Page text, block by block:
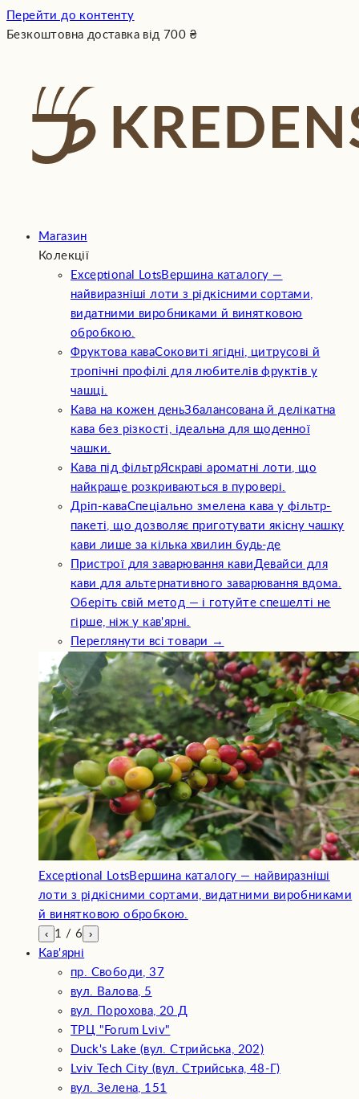
Перейти до контенту
Безкоштовна доставка від 700 ₴
Магазин
Колекції
Exceptional LotsВершина каталогу —
найвиразніші лоти з рідкісними сортами,
видатними виробниками й винятковою
обробкою.
Фруктова каваСоковиті ягідні, цитрусові й
тропічні профілі для любителів фруктів у
чашці.
Кава на кожен деньЗбалансована й делікатна
кава без різкості, ідеальна для щоденної
чашки.
Кава під фільтрЯскраві ароматні лоти, що
найкраще розкриваються в пуровері.
Дріп-каваСпеціально змелена кава у фільтр-
пакеті, що дозволяє приготувати якісну чашку
кави лише за кілька хвилин будь-де
Пристрої для заварювання кавиДевайси для
кави для альтернативного заварювання вдома.
Оберіть свій метод — і готуйте спешелті не
гірше, ніж у кав'ярні.
Переглянути всі товари →
Exceptional LotsВершина каталогу — найвиразніші
лоти з рідкісними сортами, видатними виробниками
й винятковою обробкою.
‹ 1 / 6
›
Кав'ярні
пр. Свободи, 37
вул. Валова, 5
вул. Порохова, 20 Д
ТРЦ "Forum Lviv"
Duck's Lake (вул. Стрийська, 202)
Lviv Tech City (вул. Стрийська, 48-Г)
вул. Зелена, 151